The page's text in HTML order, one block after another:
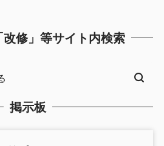
改修」等サイト内検索
掲示板